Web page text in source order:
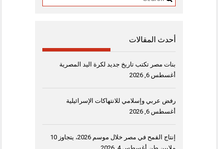
أحدث المقالات
بنات مصر تكتب تاريخ جديد لكرة اليد المصرية
أغسطس 6, 2026
رفض عربي وإسلامي للانتهاكات الإسرائيلية
أغسطس 6, 2026
إنتاج القمح في مصر خلال موسم 2026، يتجاوز 10